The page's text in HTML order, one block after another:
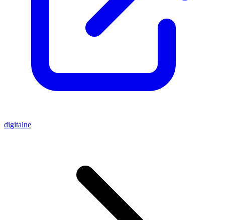
digitalne